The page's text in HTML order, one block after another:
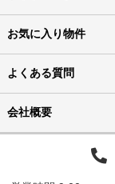
お気に入り物件
よくある質問
会社概要